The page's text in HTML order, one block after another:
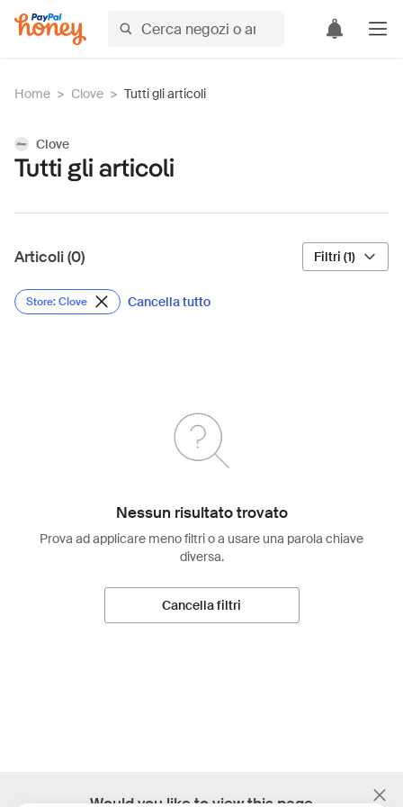
Home > Clove > Tutti gli articoli
Clove
Tutti gli articoli
Articoli (0) Filtri (1)
Store: Clove Cancella tutto
Nessun risultato trovato
Prova ad applicare meno filtri o a usare una parola chiave
diversa.
Cancella filtri